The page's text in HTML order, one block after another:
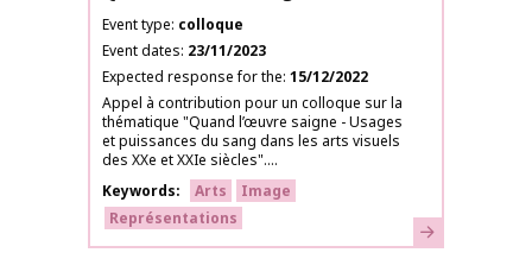
Event type colloque
Event dates 23/11/2023
Expected response for the 15/12/2022
Appel à contribution pour un colloque sur la
thématique "Quand l’œuvre saigne - Usages
et puissances du sang dans les arts visuels
des XXe et XXIe siècles"....
Keywords
Arts
Image
Représentations
Learn more